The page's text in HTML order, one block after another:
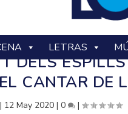
LETRAS
DELS
CANTAR DE
| 12 May 2020 |0 |